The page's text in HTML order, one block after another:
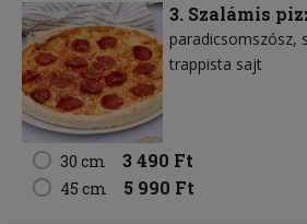
3. Szalámis
paradicsomszósz
trappista sajt
30 cm 3 490 Ft
45 cm 5 990 Ft